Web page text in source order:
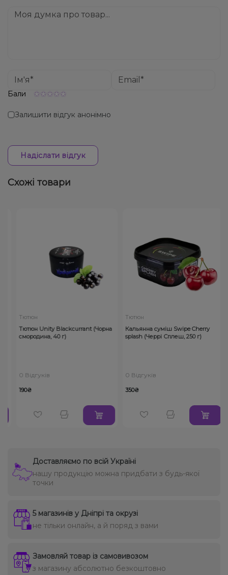
Бали
Залишити відгук анонімно
Надіслати відгук
Схожі товари
Тютюн
Тютюн Unity Blackcurrant (Чорна
смородина, 40 г)
0 Відгуків
190₴
Тютюн
Кальянна суміш Swipe Cherry
splash (Черрі Сплеш, 250 г)
0 Відгуків
350₴
Доставляємо по всій Україні
нашу продукцію можна придбати з будь-якої
точки
5 магазинів у Дніпрі та окрузі
не тільки онлайн, а й поряд з вами
Замовляй товар із самовивозом
з магазину абсолютно безкоштовно